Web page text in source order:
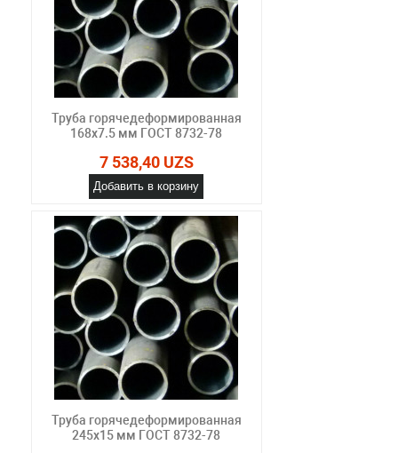
Труба горячедеформированная
168х7.5 мм ГОСТ 8732-78
7 538,40 UZS
Добавить в корзину
Труба горячедеформированная
245х15 мм ГОСТ 8732-78